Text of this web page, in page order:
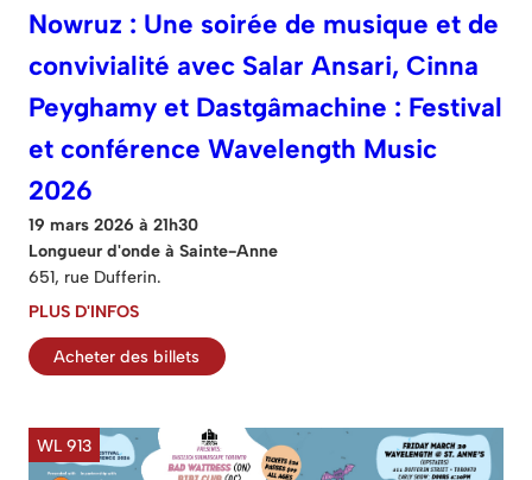
Nowruz : Une soirée de musique et de
convivialité avec Salar Ansari, Cinna
Peyghamy et Dastgâmachine : Festival
et conférence Wavelength Music
2026
19 mars 2026 à 21h30
Longueur d'onde à Sainte-Anne
651, rue Dufferin.
PLUS D'INFOS
Acheter des billets
WL 913